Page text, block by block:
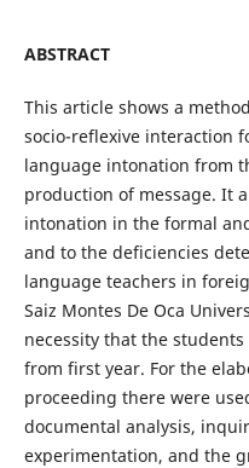
ABSTRACT
This article shows a
socio-reflexive interaction
language intonation from
production of message. It
intonation in the formal
and to the deficiencies
language teachers in
Saiz Montes De Oca
necessity that the
from first year. For the
proceeding there were
documental analysis,
experimentation, and the